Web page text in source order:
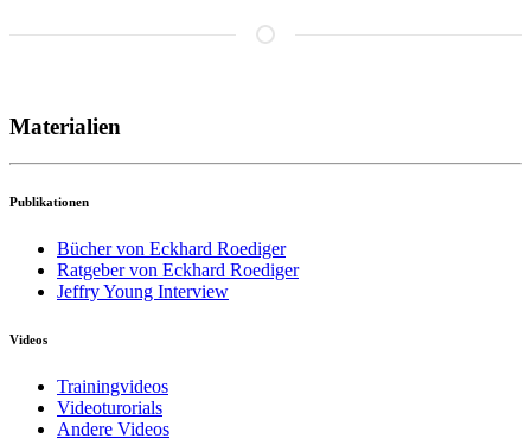
Materialien
Publikationen
Bücher von Eckhard Roediger
Ratgeber von Eckhard Roediger
Jeffry Young Interview
Videos
Trainingvideos
Videoturorials
Andere Videos